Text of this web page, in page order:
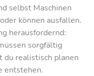
selbst Maschinen
können ausfallen.
herausfordernd:
sorgfältig
du realistisch planen
entstehen.